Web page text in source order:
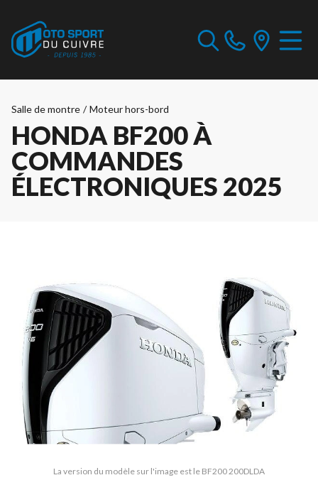
Salle de montre / Moteur hors-bord
HONDA BF200 À
COMMANDES
ÉLECTRONIQUES 2025
La version du modèle sur l'image est le BF200 200DLDA